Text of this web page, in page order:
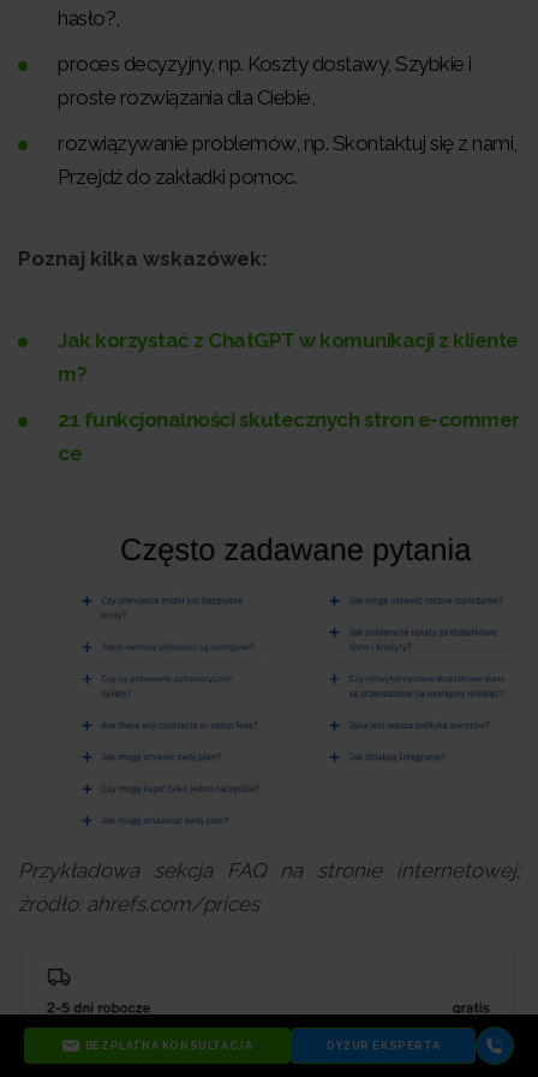
hasło?,
proces decyzyjny, np. Koszty dostawy, Szybkie i
proste rozwiązania dla Ciebie,
rozwiązywanie problemów, np. Skontaktuj się z nami,
Przejdź do zakładki pomoc.
Poznaj kilka wskazówek:
Jak korzystać z ChatGPT w komunikacji z kliente
m?
21 funkcjonalności skutecznych stron e-commer
ce
Przykładowa sekcja FAQ na stronie internetowej;
źródło: ahrefs.com/prices
BEZPŁATNA KONSULTACJA DYŻUR EKSPERTA